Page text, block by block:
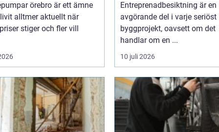
örebro är ett ämne
alltmer aktuellt när
stiger och fler vill
Entreprenadbesiktning är en
avgörande del i varje seriöst
byggprojekt, oavsett om det
handlar om en ...
10 juli 2026